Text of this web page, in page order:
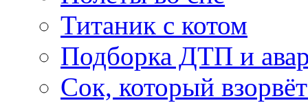
Титаник с котом
Подборка ДТП и
Сок, который